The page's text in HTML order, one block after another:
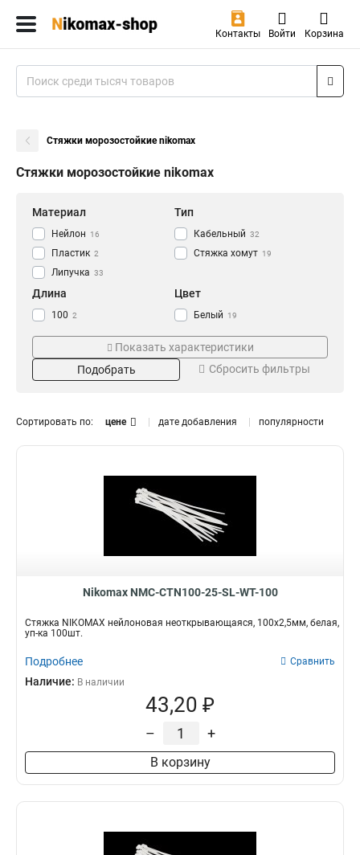
Контакты Войти Корзина
Стяжки морозостойкие nikomax
Стяжки морозостойкие nikomax
Материал
Нейлон 16
Пластик 2
Липучка 33
Тип
Кабельный 32
Стяжка хомут 19
Длина
100 2
150 7
Цвет
Белый 19
Синий 8
Красный 8
Зеленый 8
Показать характеристики
Подобрать
Сбросить фильтры
Сортировать по: цене дате добавления популярности
Nikomax NMC-CTN100-25-SL-WT-100
Стяжка NIKOMAX нейлоновая неоткрывающаяся, 100х2,5мм, белая,
уп-ка 100шт.
Подробнее Сравнить
Наличие: В наличии
43,20 ₽
– +
В корзину